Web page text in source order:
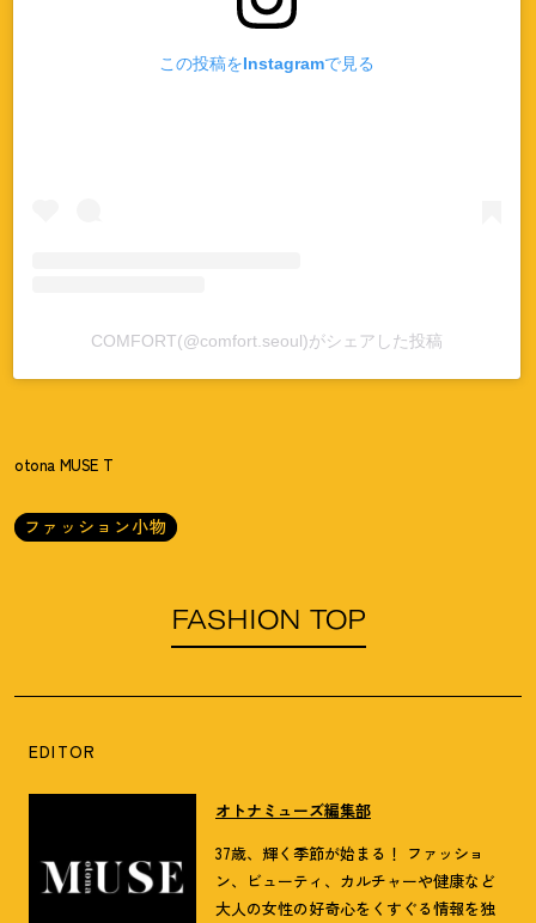
この投稿をInstagramで見る
COMFORT(@comfort.seoul)がシェアした投稿
otona MUSE T
ファッション小物
FASHION TOP
EDITOR
オトナミューズ編集部
37歳、輝く季節が始まる！ ファッショ
ン、ビューティ、カルチャーや健康など
大人の女性の好奇心をくすぐる情報を独